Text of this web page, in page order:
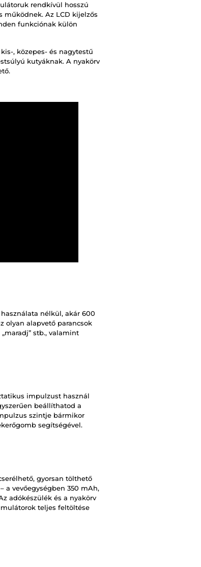
rendkívül hosszú
Az LCD kijelzős
funkciónak külön
, közepes- és nagytestű
kutyáknak. A nyakörv
nélkül, akár 600
olyan alapvető parancsok
stb., valamint
impulzust használ
beállíthatod a
szintje bármikor
segítségével.
gyorsan tölthető
vevőegységben 350 mAh,
adókészülék és a nyakörv
teljes feltöltése